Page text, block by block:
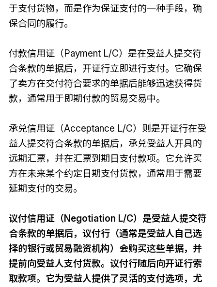
于支付货物，而是作为保证支付的一种手段，确
保合同的履行。
付款信用证（Payment L/C）是在受益人提交符
合条款的单据后，开证行立即进行支付。它确保
了卖方在交付符合要求的单据后能够迅速获得货
款，通常用于即期付款的贸易交易中。
承兑信用证（Acceptance L/C）则是开证行在受
益人提交符合条款的单据后，承兑受益人开具的
远期汇票，并在汇票到期日支付款项。它允许买
方在未来某个约定日期支付货款，通常用于需要
延期支付的交易。
议付信用证（Negotiation L/C）是受益人提交符
合条款的单据后，议付行（通常是受益人自己选
择的银行或贸易融资机构）会购买这些单据，并
提前向受益人支付货款。议付行随后向开证行索
取款项。它为受益人提供了灵活的支付选项，尤